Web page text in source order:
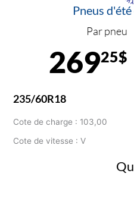
Pneus
Par pneu
26925$
235/60R18
Cote de charge : 103,00
Cote de vitesse : V